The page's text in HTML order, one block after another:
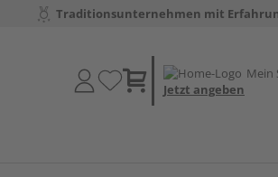
Traditionsunternehmen mit
Mein
Jetzt angeben